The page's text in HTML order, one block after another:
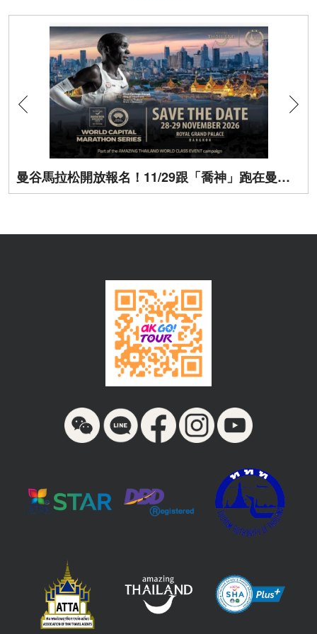
曼谷馬拉松開放報名！11/29跟「喬神」跑在曼谷街頭